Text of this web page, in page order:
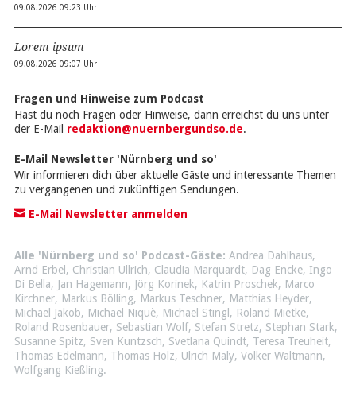
09.08.2026 09:23 Uhr
Lorem ipsum
09.08.2026 09:07 Uhr
Fragen und Hinweise zum Podcast
Hast du noch Fragen oder Hinweise, dann erreichst du uns unter
der E-Mail redaktion@nuernbergundso.de.
E-Mail Newsletter 'Nürnberg und so'
Wir informieren dich über aktuelle Gäste und interessante Themen
zu vergangenen und zukünftigen Sendungen.
E-Mail Newsletter anmelden
Alle 'Nürnberg und so' Podcast-Gäste: Andrea Dahlhaus,
Arnd Erbel , Christian Ullrich, Claudia Marquardt, Dag Encke, Ingo
Di Bella, Jan Hagemann, Jörg Korinek, Katrin Proschek, Marco
Kirchner, Markus Bölling, Markus Teschner, Matthias Heyder,
Michael Jakob, Michael Niquè, Michael Stingl , Roland Mietke,
Roland Rosenbauer, Sebastian Wolf, Stefan Stretz, Stephan Stark,
Susanne Spitz, Sven Kuntzsch, Svetlana Quindt, Teresa Treuheit,
Thomas Edelmann, Thomas Holz, Ulrich Maly, Volker Waltmann,
Wolfgang Kießling.